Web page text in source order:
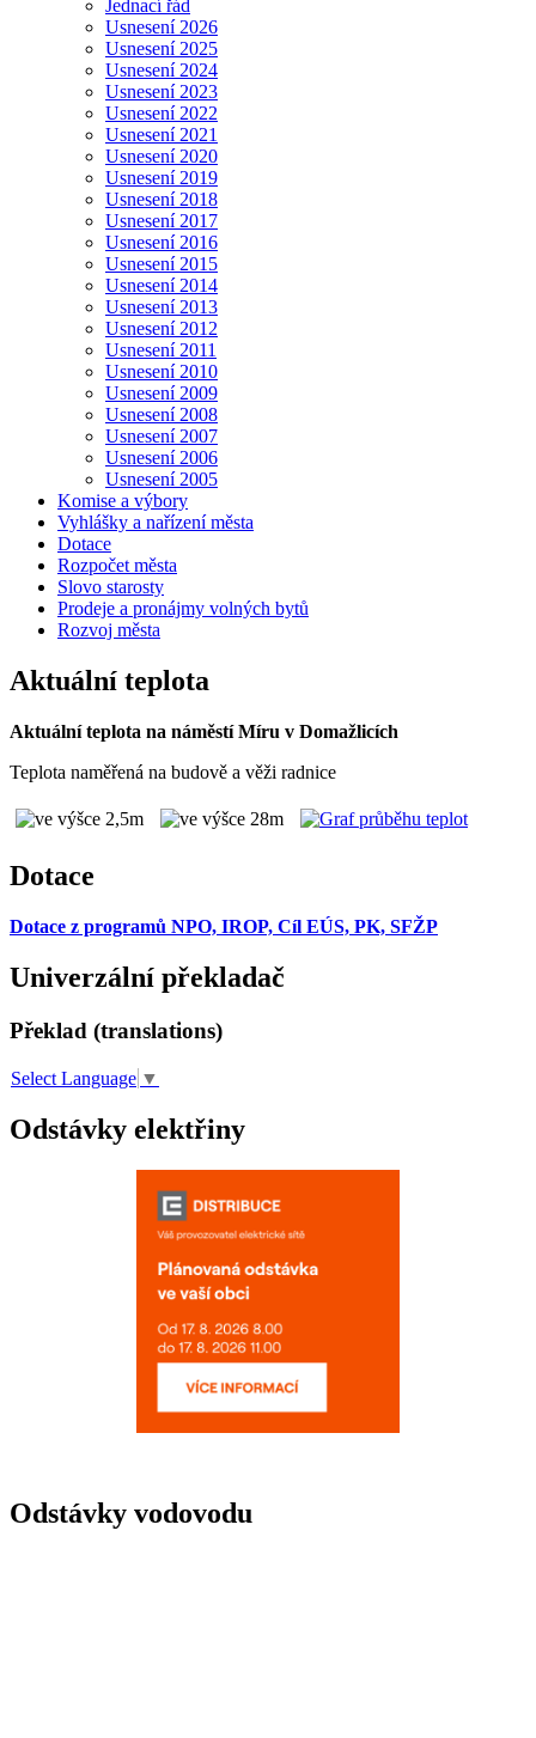
Jednací řád
Usnesení 2026
Usnesení 2025
Usnesení 2024
Usnesení 2023
Usnesení 2022
Usnesení 2021
Usnesení 2020
Usnesení 2019
Usnesení 2018
Usnesení 2017
Usnesení 2016
Usnesení 2015
Usnesení 2014
Usnesení 2013
Usnesení 2012
Usnesení 2011
Usnesení 2010
Usnesení 2009
Usnesení 2008
Usnesení 2007
Usnesení 2006
Usnesení 2005
Komise a výbory
Vyhlášky a nařízení města
Dotace
Rozpočet města
Slovo starosty
Prodeje a pronájmy volných bytů
Rozvoj města
Aktuální teplota
Aktuální teplota na náměstí Míru v Domažlicích
Teplota naměřená na budově a věži radnice
Dotace
Dotace z programů NPO, IROP, Cíl EÚS, PK, SFŽP
Univerzální překladač
Překlad (translations)
Select Language ▼
Odstávky elektřiny
Odstávky vodovodu